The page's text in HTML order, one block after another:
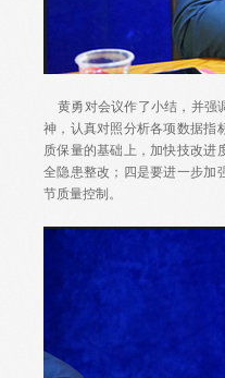
黄勇对会议作了小结，并强
神，认真对照分析各项数据指
质保量的基础上，加快技改进
全隐患整改；四是要进一步加
节质量控制。